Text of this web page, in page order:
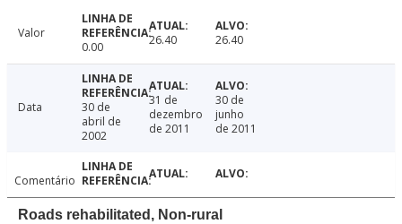
Valor
0.00
26.40 26.40
Data
30 de
abril de
2002
31 de
dezembro
de 2011
30 de
junho
de 2011
Comentário
Roads rehabilitated, Non-rural